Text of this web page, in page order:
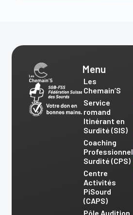
Menu
Les
Chemain’S
Service
romand
Itinérant en
Surdité (SIS)
Coaching
Professionnel
Surdité (CPS)
Centre
Activités
PiSourd
(CAPS)
Pôle Audition